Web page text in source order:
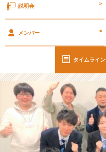
【株
ギ
ブ・
ド・
テ
イ
ク
の
説明会 >
メンバー >
タイムライン